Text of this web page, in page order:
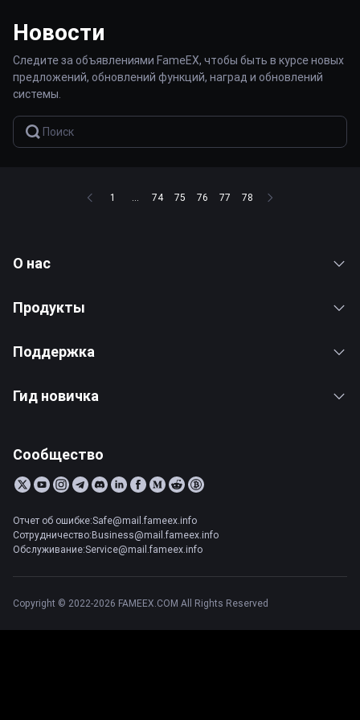
Новости
Следите за объявлениями FameEX, чтобы быть в курсе новых
предложений, обновлений функций, наград и обновлений
системы.
1 ... 74 75 76 77 78
О нас
Продукты
Поддержка
Гид новичка
Сообщество
Отчет об ошибке:Safe@mail.fameex.info
Сотрудничество:Business@mail.fameex.info
Обслуживание:Service@mail.fameex.info
Copyright © 2022-2026 FAMEEX.COM All Rights Reserved